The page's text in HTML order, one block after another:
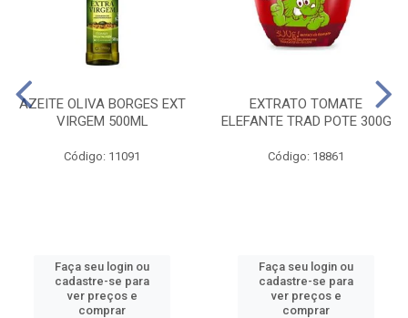
AZEITE OLIVA BORGES EXT
VIRGEM 500ML
Código: 11091
Faça seu login ou
cadastre-se para
ver preços e
comprar
EXTRATO TOMATE
ELEFANTE TRAD POTE 300G
Código: 18861
Faça seu login ou
cadastre-se para
ver preços e
comprar